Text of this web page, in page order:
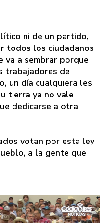
ni de un partido,
todos los ciudadanos
va a sembrar porque
trabajadores de
un día cualquiera les
tierra ya no vale
dedicarse a otra
votan por esta ley
a la gente que